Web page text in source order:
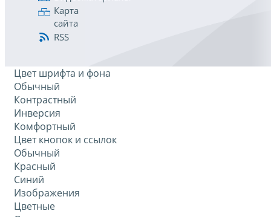
Карта
сайта
RSS
Цвет шрифта и фона
Обычный
Контрастный
Инверсия
Комфортный
Цвет кнопок и ссылок
Обычный
Красный
Синий
Изображения
Цветные